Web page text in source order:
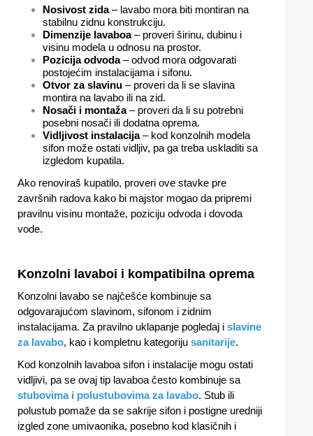
Nosivost zida– lavabo mora biti montiran na
stabilnu zidnu konstrukciju.
Dimenzije lavaboa– proveri širinu, dubinu i
visinu modela u odnosu na prostor.
Pozicija odvoda– odvod mora odgovarati
postojećim instalacijama i sifonu.
Otvor za slavinu – proveri da li se slavina
montira na lavabo ili na zid.
Nosači i montaža– proveri da li su potrebni
posebni nosači ili dodatna oprema.
Vidljivost instalacija– kod konzolnih modela
sifon može ostati vidljiv, pa ga treba uskladiti sa
izgledom kupatila.
Ako renoviraš kupatilo, proveri ove stavke pre
završnih radova kako bi majstor mogao da pripremi
pravilnu visinu montaže, poziciju odvoda i dovoda
vode.
Konzolni lavaboi i kompatibilna oprema
Konzolni lavabo se najčešće kombinuje sa
odgovarajućom slavinom, sifonom i zidnim
instalacijama. Za pravilno uklapanje pogledaj i slavine
za lavabo, kao i kompletnu kategoriju sanitarije.
Kod konzolnih lavaboa sifon i instalacije mogu ostati
vidljivi, pa se ovaj tip lavaboa često kombinuje sa
stubovima i polustubovima za lavabo. Stub ili
polustub pomaže da se sakrije sifon i postigne uredniji
izgled zone umivaonika, posebno kod klasičnih i